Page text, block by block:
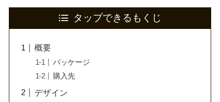
タップできるもくじ
概要
パッケージ
購入先
デザイン